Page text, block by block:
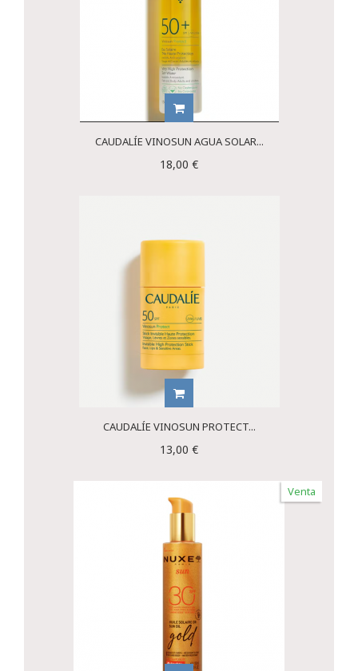
CAUDALÍE VINOSUN AGUA SOLAR...
18,00 €
CAUDALÍE VINOSUN PROTECT...
13,00 €
Venta